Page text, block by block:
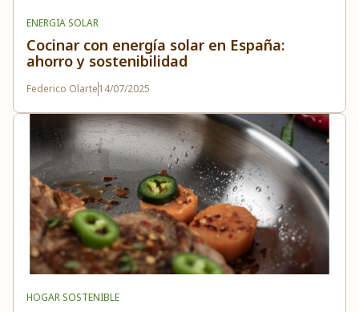
ENERGIA SOLAR
Cocinar con energía solar en España:
ahorro y sostenibilidad
Federico Olarte14/07/2025
HOGAR SOSTENIBLE